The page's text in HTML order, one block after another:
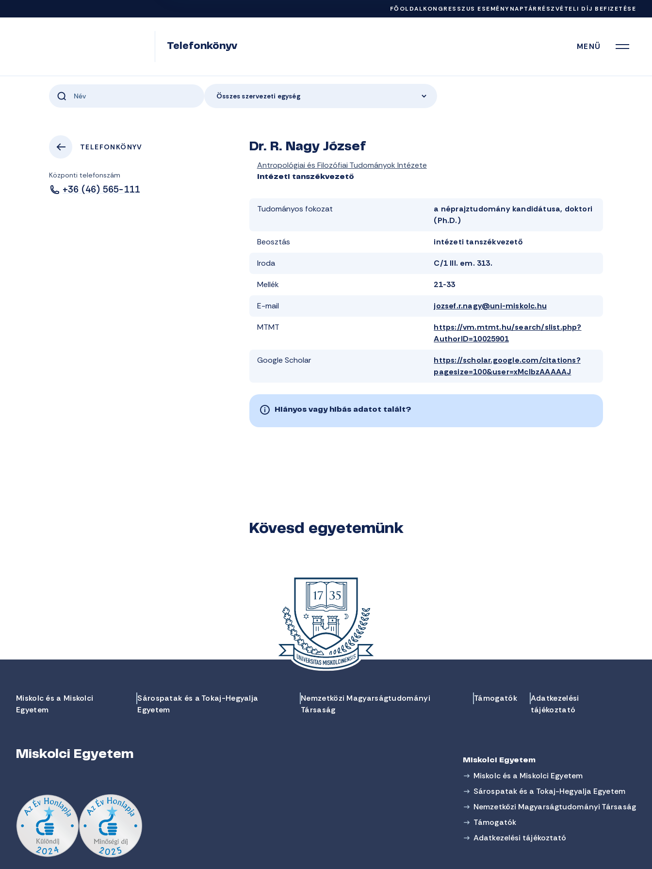
FŐOLDALKONGRESSZUS ESEMÉNYNAPTÁRRÉSZVÉTELI DÍJ BEFIZETÉSE
Telefonkönyv MENÜ
Összes szervezeti egység
TELEFONKÖNYV
Központi telefonszám
+36 (46) 565-111
Dr. R. Nagy József
Antropológiai és Filozófiai Tudományok Intézete
intézeti tanszékvezető
Tudományos fokozat
a néprajztudomány kandidátusa, doktori
(Ph.D.)
Beosztás intézeti tanszékvezető
Iroda C/1 III. em. 313.
Mellék 21-33
E-mail jozsef.r.nagy@uni-miskolc.hu
MTMT
https://vm.mtmt.hu/search/slist.php?
AuthorID=10025901
Google Scholar
https://scholar.google.com/citations?
pagesize=100&user=xMclbzAAAAAJ
Hiányos vagy hibás adatot talált?
Kövesd egyetemünk
Miskolc és a Miskolci
Egyetem
Sárospatak és a Tokaj-Hegyalja
Egyetem
Nemzetközi Magyarságtudományi
Társaság
Támogatók
Adatkezelési
tájékoztató
Miskolci Egyetem Miskolci Egyetem
Miskolc és a Miskolci Egyetem
Sárospatak és a Tokaj-Hegyalja Egyetem
Nemzetközi Magyarságtudományi Társaság
Támogatók
Adatkezelési tájékoztató